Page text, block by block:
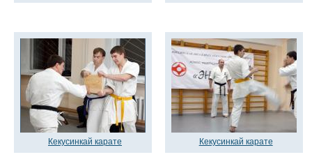
Кекусинкай карате Кекусинкай карате